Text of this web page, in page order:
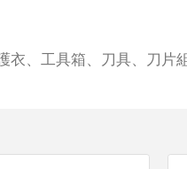
、工具箱、刀具、刀片